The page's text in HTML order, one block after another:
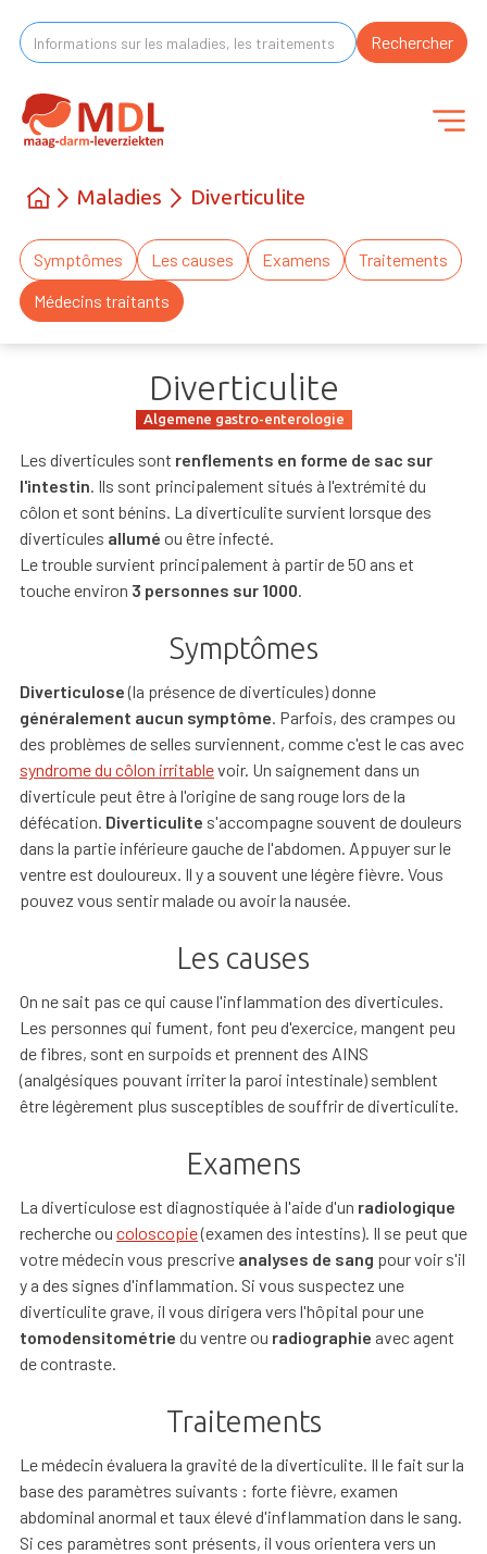
Maladies Diverticulite
Symptômes Les causes Examens
Traitements
Médecins traitants
Diverticulite
Algemene gastro-enterologie
Les diverticules sont renflements en forme de sac sur
l'intestin. Ils sont principalement situés à l'extrémité du
côlon et sont bénins. La diverticulite survient lorsque des
diverticules allumé ou être infecté.
Le trouble survient principalement à partir de 50 ans et
touche environ 3 personnes sur 1000.
Symptômes
Diverticulose(la présence de diverticules) donne
généralement aucun symptôme. Parfois, des crampes ou
des problèmes de selles surviennent, comme c'est le cas avec
syndrome du côlon irritablevoir. Un saignement dans un
diverticule peut être à l'origine de sang rouge lors de la
défécation. Diverticulite s'accompagne souvent de douleurs
dans la partie inférieure gauche de l'abdomen. Appuyer sur le
ventre est douloureux. Il y a souvent une légère fièvre. Vous
pouvez vous sentir malade ou avoir la nausée.
Les causes
On ne sait pas ce qui cause l'inflammation des diverticules.
Les personnes qui fument, font peu d'exercice, mangent peu
de fibres, sont en surpoids et prennent des AINS
(analgésiques pouvant irriter la paroi intestinale) semblent
être légèrement plus susceptibles de souffrir de diverticulite.
Examens
La diverticulose est diagnostiquée à l'aide d'un radiologique
recherche ou coloscopie(examen des intestins). Il se peut que
votre médecin vous prescrive analyses de sang pour voir s'il
y a des signes d'inflammation. Si vous suspectez une
diverticulite grave, il vous dirigera vers l'hôpital pour une
tomodensitométrie du ventre ou radiographie avec agent
de contraste.
Traitements
Le médecin évaluera la gravité de la diverticulite. Il le fait sur la
base des paramètres suivants : forte fièvre, examen
abdominal anormal et taux élevé d'inflammation dans le sang.
Si ces paramètres sont présents, il vous orientera vers un